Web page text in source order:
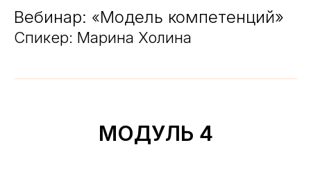
Вебинар: «Модель компетенций»
Спикер: Марина Холина
МОДУЛЬ 4